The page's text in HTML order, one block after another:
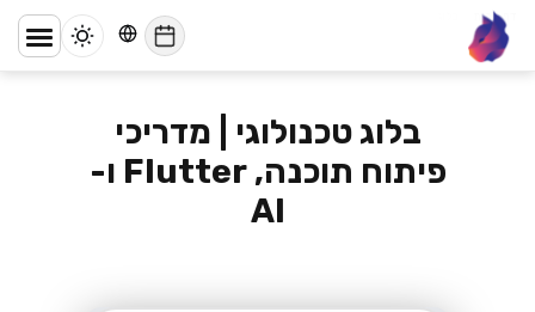
דף הבית
בלוג טכנולוגי | מדריכי
פיתוח תוכנה, Flutter ו-
AI